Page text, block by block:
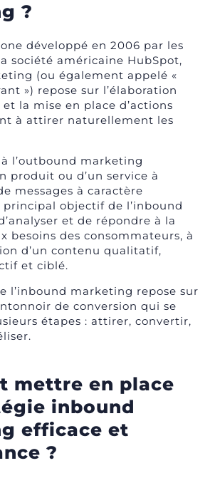
?
développé en 2006 par les
société américaine HubSpot,
(ou également appelé «
») repose sur l’élaboration
la mise en place d’actions
à attirer naturellement les
l’outbound marketing
produit ou d’un service à
messages à caractère
objectif de l’inbound
et de répondre à la
besoins des consommateurs, à
d’un contenu qualitatif,
et ciblé.
l’inbound marketing repose sur
de conversion qui se
étapes : attirer, convertir,
mettre en place
inbound
efficace et
?